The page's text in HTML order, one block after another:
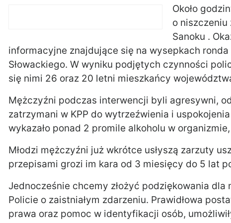
Około
o
Sanoku .
informacyjne znajdujące się na wysepkach
Słowackiego. W wyniku podjętych czynności
się nimi 26 oraz 20 letni mieszkańcy
Mężczyźni podczas interwencji byli agresywni,
zatrzymani w KPP do wytrzeźwienia i
wykazało ponad 2 promile alkoholu w
Młodzi mężczyźni już wkrótce usłyszą zarzuty
przepisami grozi im kara od 3 miesięcy do 5 lat
Jednocześnie chcemy złożyć podziękowania
Policie o zaistniałym zdarzeniu. Prawidłowa
prawa oraz pomoc w identyfikacji osób,